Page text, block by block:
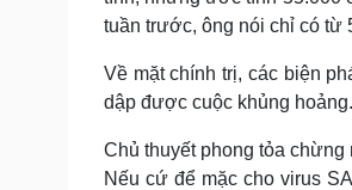
tuần trước, ông nói chỉ có từ
Về mặt chính trị, các biện
dập được cuộc khủng hoảng.
Chủ thuyết phong tỏa chừng
Nếu cứ để mặc cho virus